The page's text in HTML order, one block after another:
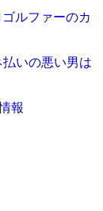
ルファーのカ
いの悪い男は
報